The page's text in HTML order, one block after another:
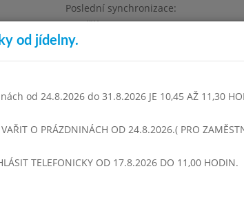
Poslední synchronizace:
Pondělí 3.8.2026 9:06
Omezení objednávek
1468
Srpen 2013 Září 2013 Říjen 2013
od jídelny.
od 24.8.2026 do 31.8.2026 JE 10,45 AŽ 11,30
O PRÁZDNINÁCH OD 24.8.2026.( PRO
TELEFONICKY OD 17.8.2026 DO 11,00 HODIN.